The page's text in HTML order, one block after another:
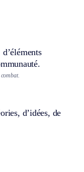
d’idées, de